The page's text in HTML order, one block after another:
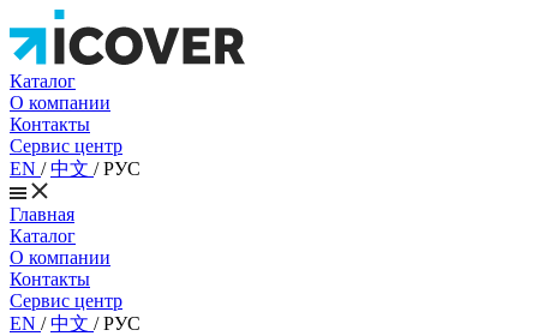
Каталог
О компании
Контакты
Сервис центр
EN /中文 /РУС
Главная
Каталог
О компании
Контакты
Сервис центр
EN /中文 /РУС